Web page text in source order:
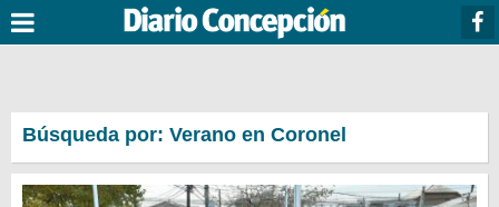
Búsqueda por: Verano en Coronel